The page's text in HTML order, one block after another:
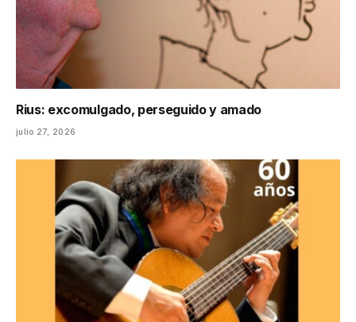
Rius: excomulgado, perseguido y amado
julio 27, 2026